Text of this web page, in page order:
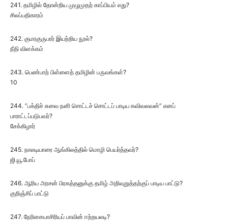
241. தமிழில் தோன்றிய முழுமுதற் காப்பியம் எது?
சிலப்பதிகாரம்
242. குமரகுருபரர் இயற்றிய நூல்?
நீதி விளக்கம்
243. பெண்பாற் பிள்ளைத் தமிழின் பருவங்கள்?
10
244. ”பக்திச் சுவை நனி சொட்டச் சொட்டப் பாடிய கவிவலவன்” எனப்
பாராட்டப்படுபவர்?
சேக்கிழார்
245. நாலடியாரை ஆங்கிலத்தில் மொழி பெயர்த்தவர்?
ஜி.யூ.போப்
246. ஆரிய அரசன் பிரகத்தனுக்கு தமிழ் அறிவுறுத்தற்குப் பாடிய பாட்டு?
குறிஞ்சிப் பாட்டு
247. நேரிசையாசிரியப் பாவின் ஈற்றயலடி?